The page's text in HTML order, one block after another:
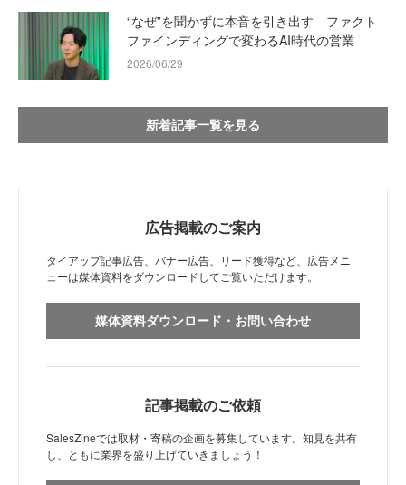
“なぜ”を聞かずに本音を引き出す ファクト
ファインディングで変わるAI時代の営業
2026/06/29
新着記事一覧を見る
広告掲載のご案内
タイアップ記事広告、バナー広告、リード獲得など、広告メニ
ューは媒体資料をダウンロードしてご覧いただけます。
媒体資料ダウンロード・お問い合わせ
記事掲載のご依頼
SalesZineでは取材・寄稿の企画を募集しています。知見を共有
し、ともに業界を盛り上げていきましょう！